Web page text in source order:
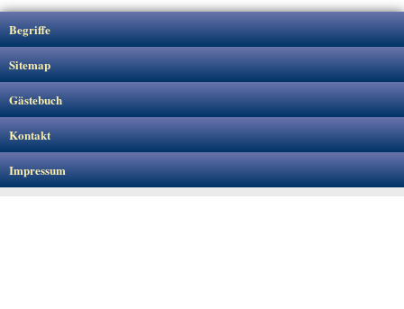
Begriffe
Sitemap
Gästebuch
Kontakt
Impressum